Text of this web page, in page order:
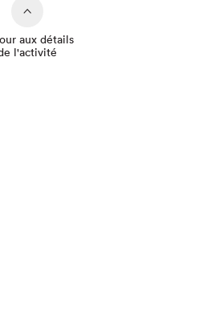
aux détails
l'activité